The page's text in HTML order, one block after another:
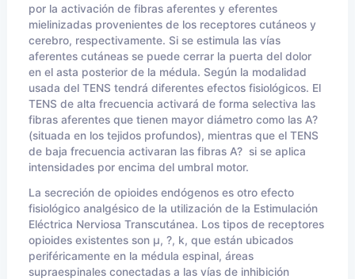
por la activación de fibras aferentes y eferentes
mielinizadas provenientes de los receptores cutáneos y
cerebro, respectivamente. Si se estimula las vías
aferentes cutáneas se puede cerrar la puerta del dolor
en el asta posterior de la médula. Según la modalidad
usada del TENS tendrá diferentes efectos fisiológicos. El
TENS de alta frecuencia activará de forma selectiva las
fibras aferentes que tienen mayor diámetro como las A?
(situada en los tejidos profundos), mientras que el TENS
de baja frecuencia activaran las fibras A? si se aplica
intensidades por encima del umbral motor.
La secreción de opioides endógenos es otro efecto
fisiológico analgésico de la utilización de la Estimulación
Eléctrica Nerviosa Transcutánea. Los tipos de receptores
opioides existentes son µ, ?, k, que están ubicados
periféricamente en la médula espinal, áreas
supraespinales conectadas a las vías de inhibición